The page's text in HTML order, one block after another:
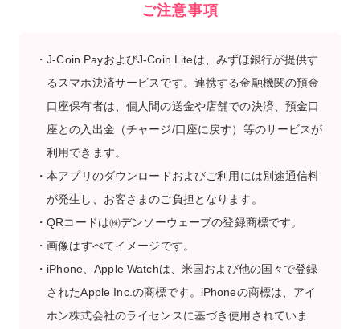
ご注意事項
J-Coin PayおよびJ-Coin Liteは、みずほ銀行が提供す
るスマホ決済サービスです。連携する金融機関の預金
口座保有者は、個人間の送金や店舗での決済、預金口
座との入出金（チャージ/口座に戻す）等のサービスが
利用できます。
本アプリのダウンロードおよびご利用には別途通信料
が発生し、お客さまのご負担となります。
QRコードは㈱デンソーウェーブの登録商標です。
画像はすべてイメージです。
iPhone、Apple Watchは、米国および他の国々で登録
されたApple Inc.の商標です。iPhoneの商標は、アイ
ホン株式会社のライセンスに基づき使用されていま